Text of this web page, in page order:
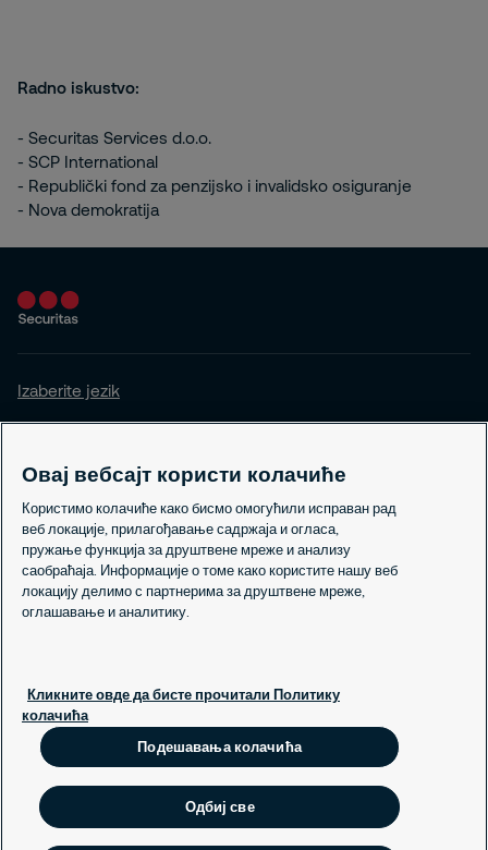
Radno iskustvo:
- Securitas Services d.o.o.
- SCP International
- Republički fond za penzijsko i invalidsko osiguranje
- Nova demokratija
Izaberite jezik
Informacije
Često postavljana pitanja
Politika kolačića
Politika privatnosti
Odgovorno prijavljivanje
office@securitas.co.rs
Lokacije
Usluge
Bezbednosna rešenja
Овај вебсајт користи колачиће
Користимо колачиће како бисмо омогућили исправан рад
веб локације, прилагођавање садржаја и огласа,
пружање функција за друштвене мреже и анализу
саобраћаја. Информације о томе како користите нашу веб
локацију делимо с партнерима за друштвене мреже,
оглашавање и аналитику.
Кликните овде да бисте прочитали Политику
колачића
Подешавања колачића
Одбиј све